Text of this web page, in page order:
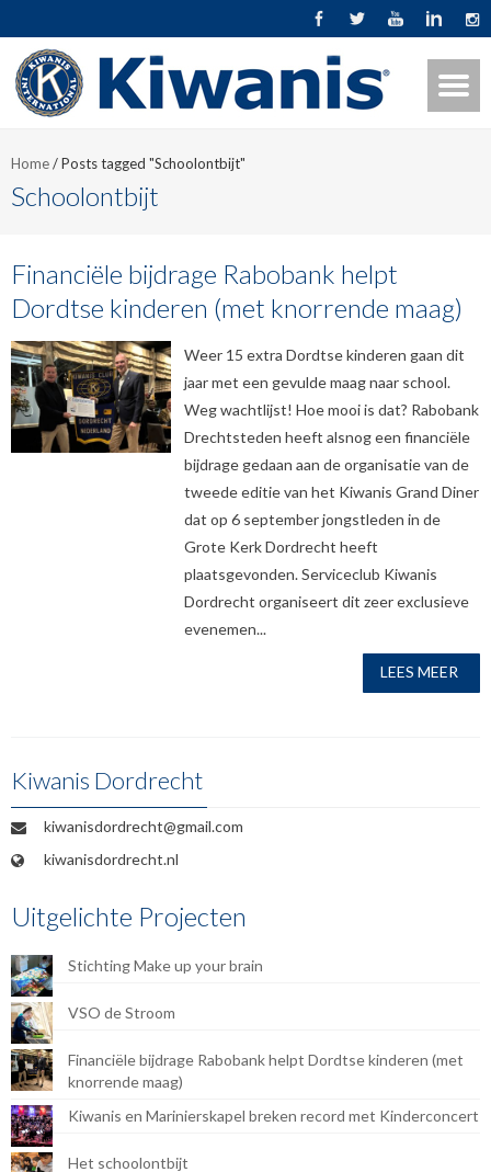
Home/Posts tagged "Schoolontbijt"
Schoolontbijt
Financiële bijdrage Rabobank helpt
Dordtse kinderen (met knorrende maag)
Weer 15 extra Dordtse kinderen gaan dit
jaar met een gevulde maag naar school.
Weg wachtlijst! Hoe mooi is dat? Rabobank
Drechtsteden heeft alsnog een financiële
bijdrage gedaan aan de organisatie van de
tweede editie van het Kiwanis Grand Diner
dat op 6 september jongstleden in de
Grote Kerk Dordrecht heeft
plaatsgevonden. Serviceclub Kiwanis
Dordrecht organiseert dit zeer exclusieve
evenemen...
LEES MEER
Kiwanis Dordrecht
kiwanisdordrecht@gmail.com
kiwanisdordrecht.nl
Uitgelichte Projecten
Stichting Make up your brain
VSO de Stroom
Financiële bijdrage Rabobank helpt Dordtse kinderen (met
knorrende maag)
Kiwanis en Marinierskapel breken record met Kinderconcert
Het schoolontbijt